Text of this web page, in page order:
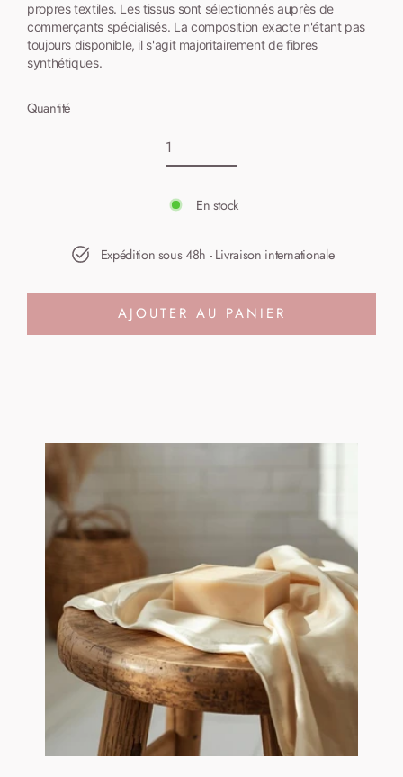
propres textiles. Lestissus sont sélectionnés auprès de
commerçants spécialisés. La composition exacten'étantpas
toujours disponible, il s'agit majoritairement de fibres
synthétiques.
Quantité
En stock
Expédition sous 48h - Livraison internationale
AJOUTER AU PANIER